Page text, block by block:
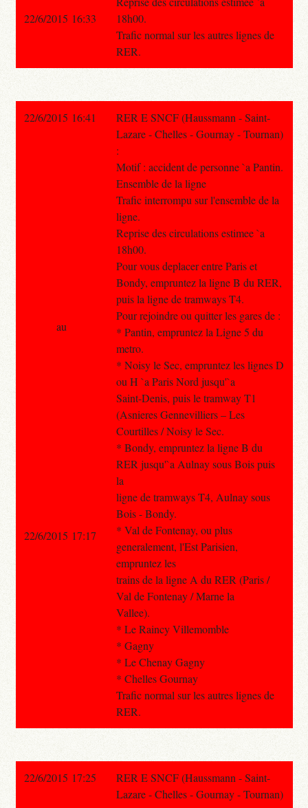
18h00.
Trafic normal sur les autres lignes de
RER.
22/6/2015 16:33
22/6/2015 16:41
RER E SNCF (Haussmann - Saint-
Lazare - Chelles - Gournay - Tournan)
:
Motif : accident de personne `a Pantin.
Ensemble de la ligne
Trafic interrompu sur l'ensemble de la
ligne.
Reprise des circulations estimee `a
18h00.
Pour vous deplacer entre Paris et
Bondy, empruntez la ligne B du RER,
puis la ligne de tramways T4.
Pour rejoindre ou quitter les gares de :
* Pantin, empruntez la Ligne 5 du
metro.
* Noisy le Sec, empruntez les lignes D
ou H `a Paris Nord jusqu'`a
Saint-Denis, puis le tramway T1
(Asnieres Gennevilliers – Les
Courtilles / Noisy le Sec.
* Bondy, empruntez la ligne B du
RER jusqu'`a Aulnay sous Bois puis
la
ligne de tramways T4, Aulnay sous
Bois - Bondy.
* Val de Fontenay, ou plus
generalement, l'Est Parisien,
empruntez les
trains de la ligne A du RER (Paris /
Val de Fontenay / Marne la
Vallee).
* Le Raincy Villemomble
* Gagny
* Le Chenay Gagny
* Chelles Gournay
Trafic normal sur les autres lignes de
RER.
au
22/6/2015 17:17
22/6/2015 17:25
RER E SNCF (Haussmann - Saint-
Lazare - Chelles - Gournay - Tournan)